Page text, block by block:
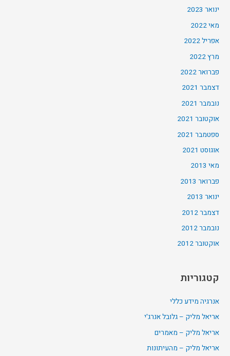
ינואר 2023
מאי 2022
אפריל 2022
מרץ 2022
פברואר 2022
דצמבר 2021
נובמבר 2021
אוקטובר 2021
ספטמבר 2021
אוגוסט 2021
מאי 2013
פברואר 2013
ינואר 2013
דצמבר 2012
נובמבר 2012
אוקטובר 2012
קטגוריות
אנרגיה מידע כללי
אריאל מליק – גלובל אנרג'י
אריאל מליק – מאמרים
אריאל מליק – מהעיתונות